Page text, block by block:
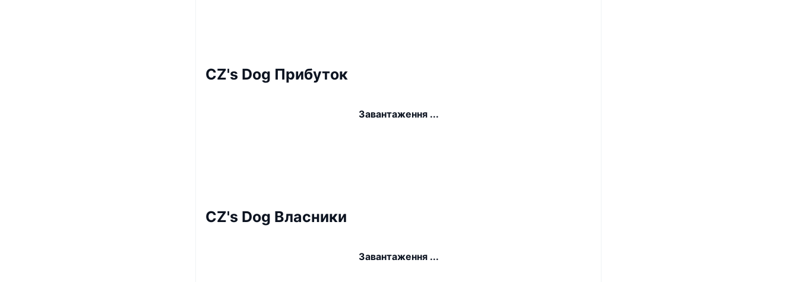
CZ's Dog Прибуток
Завантаження ...
CZ's Dog Власники
Завантаження ...